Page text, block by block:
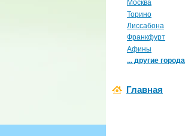
Москва
Торино
Лиссабона
Франкфурт
Афины
... другие города
Главная